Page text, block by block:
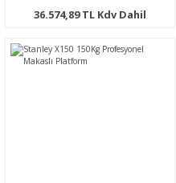
36.574,89 TL Kdv Dahil